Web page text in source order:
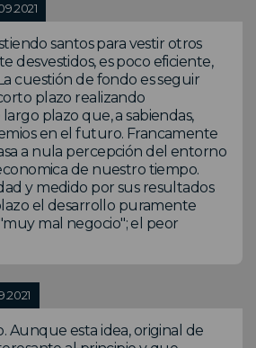
santos para vestir otros
desvestidos, es poco eficiente,
cuestión de fondo es seguir
plazo realizando
plazo que, a sabiendas,
en el futuro. Francamente
a nula percepción del entorno
de nuestro tiempo.
y medido por sus resultados
el desarrollo puramente
mal negocio"; el peor
Aunque esta idea, original de